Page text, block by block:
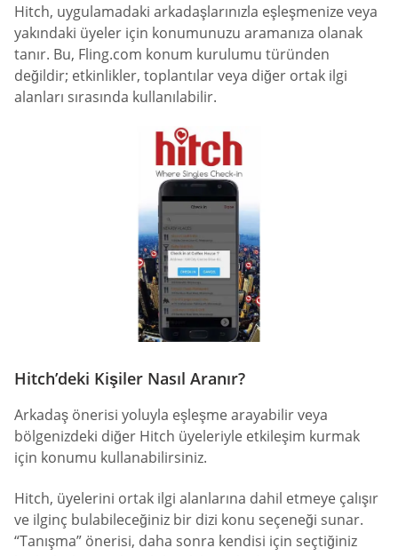
Hitch, uygulamadaki arkadaşlarınızla eşleşmenize veya
yakındaki üyeler için konumunuzu aramanıza olanak
tanır. Bu, Fling.com konum kurulumu türünden
değildir; etkinlikler, toplantılar veya diğer ortak ilgi
alanları sırasında kullanılabilir.
Hitch’deki Kişiler Nasıl Aranır?
Arkadaş önerisi yoluyla eşleşme arayabilir veya
bölgenizdeki diğer Hitch üyeleriyle etkileşim kurmak
için konumu kullanabilirsiniz.
Hitch, üyelerini ortak ilgi alanlarına dahil etmeye çalışır
ve ilginç bulabileceğiniz bir dizi konu seçeneği sunar.
“Tanışma” önerisi, daha sonra kendisi için seçtiğiniz